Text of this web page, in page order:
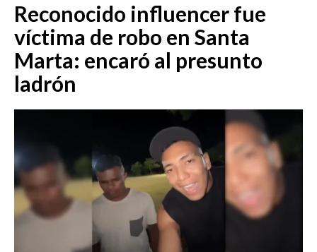
EMISIÓN 12:30 PM
EMISIÓN 7:00 PM
Reconocido influencer fue
víctima de robo en Santa
Marta: encaró al presunto
ladrón